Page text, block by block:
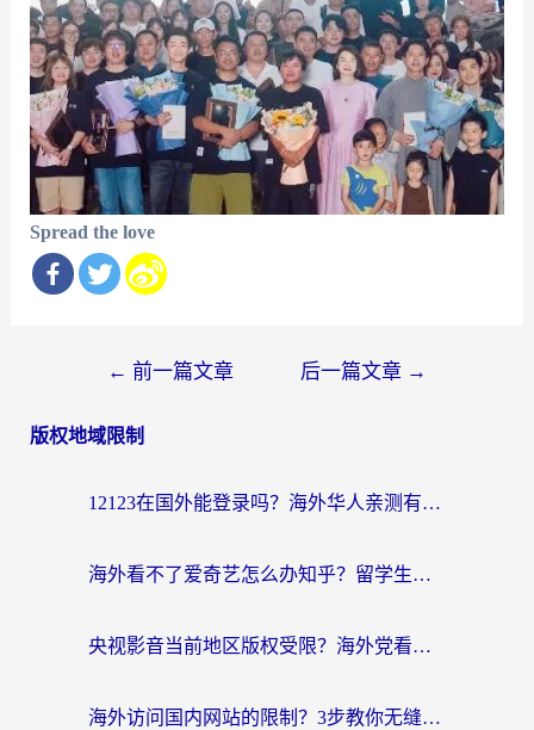
Spread the love
导
← 前一篇文章 后一篇文章 →
版权地域限制
12123在国外能登录吗？海外华人亲测有效的回国加速器选择指南
海外看不了爱奇艺怎么办知乎？留学生亲测有效的回国加速方案
央视影音当前地区版权受限？海外党看国内剧、追电视台的终极解决方案
海外访问国内网站的限制？3步教你无缝解锁国内资源（附实测最优工具）